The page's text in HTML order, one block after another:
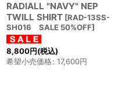
RADIALL "NAVY" NEP
TWILL SHIRT [RAD-13SS-
SH016 SALE 50%OFF]
8,800円(税込)
希望小売価格: 17,600円